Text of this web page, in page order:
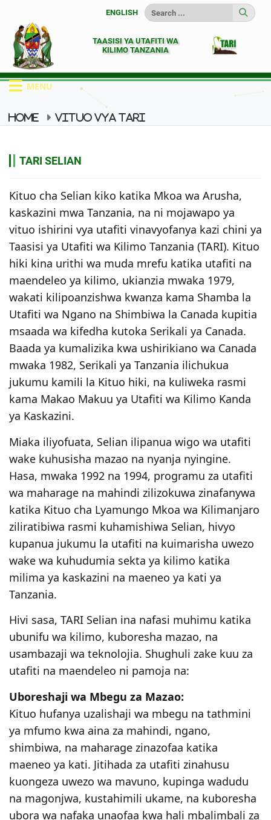
ENGLISH
TAASISI YA UTAFITI WA
KILIMO TANZANIA
MENU
HOME
VITUO VYA TARI
TARI SELIAN
Kituo cha Selian kiko katika Mkoa wa Arusha,
kaskazini mwa Tanzania, na ni mojawapo ya
vituo ishirini vya utafiti vinavyofanya kazi chini ya
Taasisi ya Utafiti wa Kilimo Tanzania (TARI). Kituo
hiki kina urithi wa muda mrefu katika utafiti na
maendeleo ya kilimo, ukianzia mwaka 1979,
wakati kilipoanzishwa kwanza kama Shamba la
Utafiti wa Ngano na Shimbiwa la Canada kupitia
msaada wa kifedha kutoka Serikali ya Canada.
Baada ya kumalizika kwa ushirikiano wa Canada
mwaka 1982, Serikali ya Tanzania ilichukua
jukumu kamili la Kituo hiki, na kuliweka rasmi
kama Makao Makuu ya Utafiti wa Kilimo Kanda
ya Kaskazini.
Miaka iliyofuata, Selian ilipanua wigo wa utafiti
wake kuhusisha mazao na nyanja nyingine.
Hasa, mwaka 1992 na 1994, programu za utafiti
wa maharage na mahindi zilizokuwa zinafanywa
katika Kituo cha Lyamungo Mkoa wa Kilimanjaro
ziliratibiwa rasmi kuhamishiwa Selian, hivyo
kupanua jukumu la utafiti na kuimarisha uwezo
wake wa kuhudumia sekta ya kilimo katika
milima ya kaskazini na maeneo ya kati ya
Tanzania.
Hivi sasa, TARI Selian ina nafasi muhimu katika
ubunifu wa kilimo, kuboresha mazao, na
usambazaji wa teknolojia. Shughuli zake kuu za
utafiti na maendeleo ni pamoja na:
Uboreshaji wa Mbegu za Mazao:
Kituo hufanya uzalishaji wa mbegu na tathmini
ya mfumo kwa aina za mahindi, ngano,
shimbiwa, na maharage zinazofaa katika
maeneo ya kati. Jitihada za utafiti zinahusu
kuongeza uwezo wa mavuno, kupinga wadudu
na magonjwa, kustahimili ukame, na kuboresha
ubora wa nafaka unaofaa kwa hali mbalimbali za